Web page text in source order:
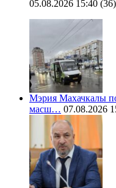
05.08.2026 15:40 (36)
Мэрия Махачкалы
масш… 07.08.2026